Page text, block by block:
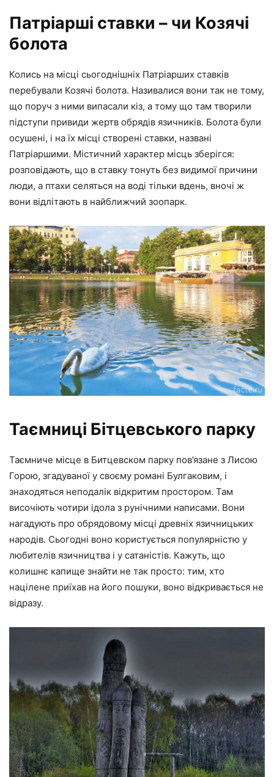
Патріарші ставки – чи Козячі
болота
Колись на місці сьогоднішніх Патріарших ставків
перебували Козячі болота. Називалися вони так не тому,
що поруч з ними випасали кіз, а тому що там творили
підступи привиди жертв обрядів язичників. Болота були
осушені, і на їх місці створені ставки, названі
Патріаршими. Містичний характер місць зберігся:
розповідають, що в ставку тонуть без видимої причини
люди, а птахи селяться на воді тільки вдень, вночі ж
вони відлітають в найближчий зоопарк.
Таємниці Бітцевського парку
Таємниче місце в Битцевском парку пов’язане з Лисою
Горою, згадуваної у своєму романі Булгаковим, і
знаходяться неподалік відкритим простором. Там
височіють чотири ідола з рунічними написами. Вони
нагадують про обрядовому місці древніх язичницьких
народів. Сьогодні воно користується популярністю у
любителів язичництва і у сатаністів. Кажуть, що
колишнє капище знайти не так просто: тим, хто
націлене приїхав на його пошуки, воно відкривається не
відразу.